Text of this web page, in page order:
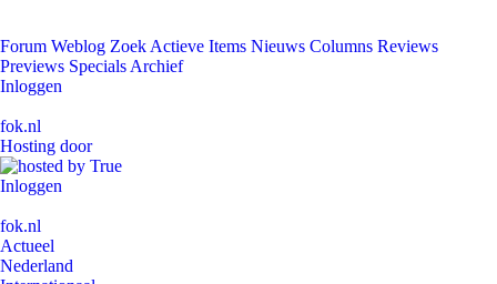
Forum Weblog Zoek Actieve Items Nieuws Columns Reviews
Previews Specials Archief
Inloggen
fok.nl
Hosting door
Inloggen
fok.nl
Actueel
Nederland